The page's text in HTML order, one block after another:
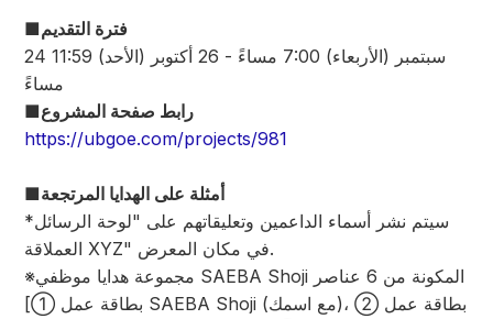
■فترة التقديم
24 سبتمبر (الأربعاء) 7:00 مساءً - 26 أكتوبر (الأحد) 11:59
مساءً
■رابط صفحة المشروع
https://ubgoe.com/projects/981
■أمثلة على الهدايا المرتجعة
*سيتم نشر أسماء الداعمين وتعليقاتهم على "لوحة الرسائل
العملاقة XYZ" في مكان المعرض.
※مجموعة هدايا موظفي SAEBA Shoji المكونة من 6 عناصر
[① بطاقة عمل SAEBA Shoji (مع اسمك)، ② بطاقة عمل